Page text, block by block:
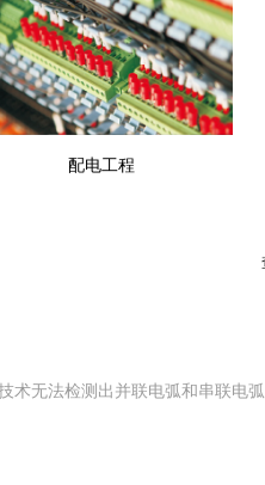
配电工程
术无法检测出并联电弧和串联电